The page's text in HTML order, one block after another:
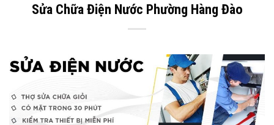
Sửa Chữa Điện Nước Phường Hàng Đào